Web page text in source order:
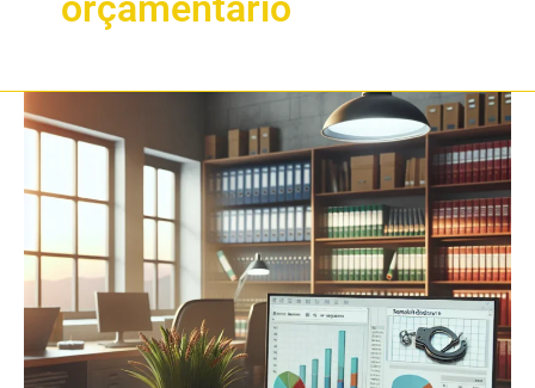
Como
Financeira
Prevenir
Problemas
com
Busca